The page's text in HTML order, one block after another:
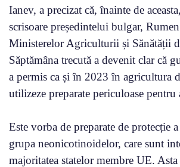
Ianev, a precizat că, înainte de
scrisoare președintelui bulgar,
Ministerelor Agriculturii și Sănătății
Săptămâna trecută a devenit clar că
a permis ca și în 2023 în agricultura
utilizeze preparate periculoase
Este vorba de preparate de protecție
grupa neonicotinoidelor, care sunt
majoritatea statelor membre UE.